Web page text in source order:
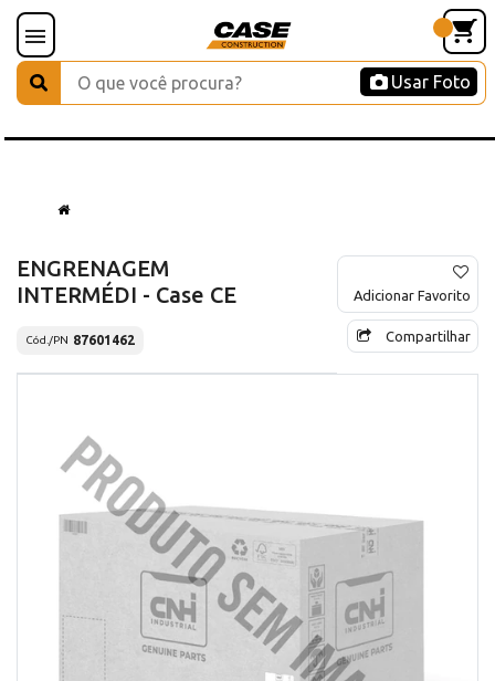
Usar Foto
ENGRENAGEM
INTERMÉDI - Case CE
Cód./PN 87601462
Adicionar Favorito
Compartilhar